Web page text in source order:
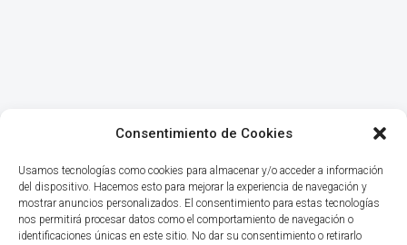
Consentimiento de Cookies
Usamos tecnologías como cookies para almacenar y/o acceder a información
del dispositivo. Hacemos esto para mejorar la experiencia de navegación y
mostrar anuncios personalizados. El consentimiento para estas tecnologías
nos permitirá procesar datos como el comportamiento de navegación o
identificaciones únicas en este sitio. No dar su consentimiento o retirarlo